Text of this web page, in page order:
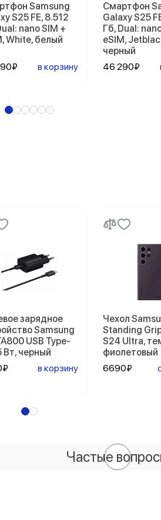
Samsung
S25 FE, 8.512
nano SIM +
White, белый
в корзину
Смартфон
Galaxy S25
Гб, Dual:
eSIM,
черный
46 290₽
зарядное
Samsung
USB Type-
Вт, черный
в корзину
Чехол
Standing
S24 Ultra,
фиолетовый
6690₽
Частые